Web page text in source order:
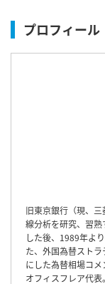
プロフィール
旧東京銀行（現、
線分析を研究、習
した後、1989年よ
た、外国為替スト
にした為替相場コメ
オフィスフレア代表。